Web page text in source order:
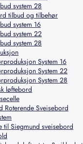
system 28
tilbud og tilbehør
system 16
system 22
system 28
System 16
System 22
System 28
løftebord
Roterende Sveisebord
til Siegmund sveisebord